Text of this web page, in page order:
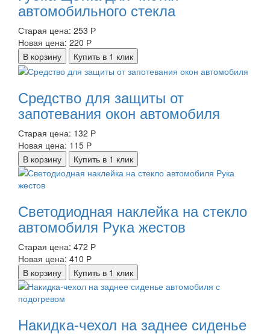
автомобильного стекла
Старая цена: 253 Р
Новая цена: 220 Р
В корзину
Купить в 1 клик
Средство для защиты от
запотевания окон автомобиля
Старая цена: 132 Р
Новая цена: 115 Р
В корзину
Купить в 1 клик
Светодиодная наклейка на стекло
автомобиля Рука жестов
Старая цена: 472 Р
Новая цена: 410 Р
В корзину
Купить в 1 клик
Накидка-чехол на заднее сиденье